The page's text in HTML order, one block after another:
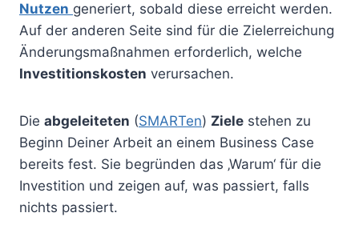
Nutzen generiert, sobald diese erreicht werden.
Auf der anderen Seite sind für die Zielerreichung
Änderungsmaßnahmen erforderlich, welche
Investitionskosten verursachen.
Die abgeleiteten (SMARTen) Ziele stehen zu
Beginn Deiner Arbeit an einem Business Case
bereits fest. Sie begründen das ‚Warum‘ für die
Investition und zeigen auf, was passiert, falls
nichts passiert.